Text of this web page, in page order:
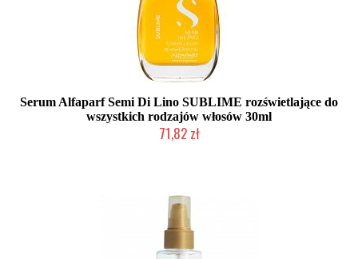
Serum Alfaparf Semi Di Lino SUBLIME rozświetlające do
wszystkich rodzajów włosów 30ml
71,82 zł